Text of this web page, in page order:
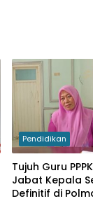
Pendidikan
Tujuh Guru
Jabat Kepala
Definitif di